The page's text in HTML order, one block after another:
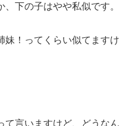
下の子はやや私似です。
妹！ってくらい似てますけ
て言いますけど、どうなん